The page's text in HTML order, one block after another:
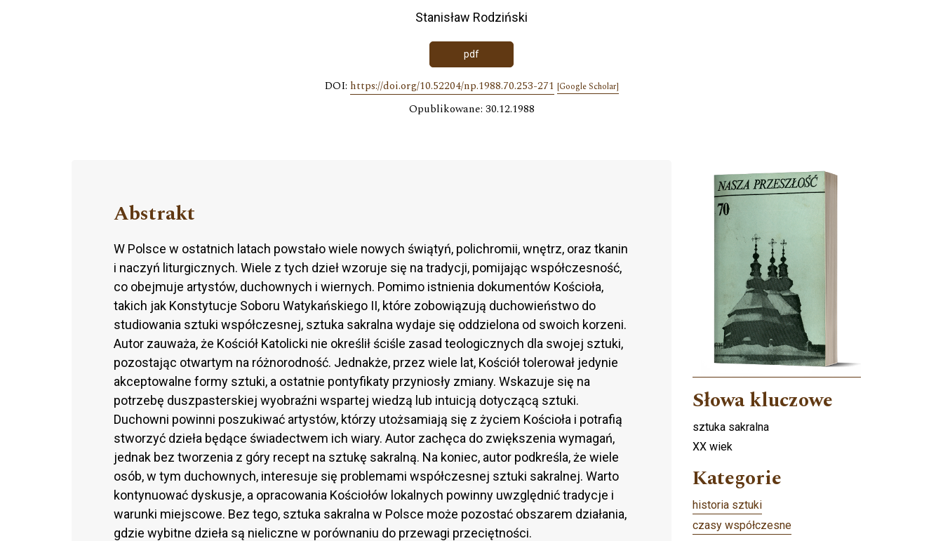
Stanisław Rodziński
pdf
DOI: https://doi.org/10.52204/np.1988.70.253-271 [Google Scholar]
Opublikowane: 30.12.1988
Abstrakt
W Polsce w ostatnich latach powstało wiele nowych świątyń, polichromii, wnętrz, oraz tkanin
i naczyń liturgicznych. Wiele z tych dzieł wzoruje się na tradycji, pomijając współczesność,
co obejmuje artystów, duchownych i wiernych. Pomimo istnienia dokumentów Kościoła,
takich jak Konstytucje Soboru Watykańskiego II, które zobowiązują duchowieństwo do
studiowania sztuki współczesnej, sztuka sakralna wydaje się oddzielona od swoich korzeni.
Autor zauważa, że Kościół Katolicki nie określił ściśle zasad teologicznych dla swojej sztuki,
pozostając otwartym na różnorodność. Jednakże, przez wiele lat, Kościół tolerował jedynie
akceptowalne formy sztuki, a ostatnie pontyfikaty przyniosły zmiany. Wskazuje się na
potrzebę duszpasterskiej wyobraźni wspartej wiedzą lub intuicją dotyczącą sztuki.
Duchowni powinni poszukiwać artystów, którzy utożsamiają się z życiem Kościoła i potrafią
stworzyć dzieła będące świadectwem ich wiary. Autor zachęca do zwiększenia wymagań,
jednak bez tworzenia z góry recept na sztukę sakralną. Na koniec, autor podkreśla, że wiele
osób, w tym duchownych, interesuje się problemami współczesnej sztuki sakralnej. Warto
kontynuować dyskusje, a opracowania Kościołów lokalnych powinny uwzględnić tradycje i
warunki miejscowe. Bez tego, sztuka sakralna w Polsce może pozostać obszarem działania,
gdzie wybitne dzieła są nieliczne w porównaniu do przewagi przeciętności.
Cover image
Słowa kluczowe
sztuka sakralna
XX wiek
Kategorie
historia sztuki
czasy współczesne